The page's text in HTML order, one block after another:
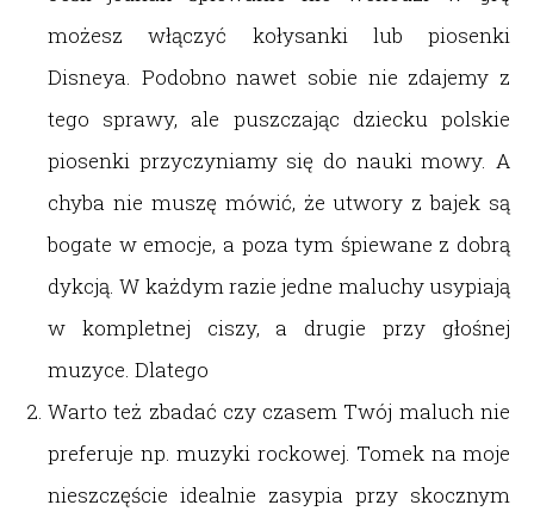
możesz włączyć kołysanki lub piosenki
Disneya. Podobno nawet sobie nie zdajemy z
tego sprawy, ale puszczając dziecku polskie
piosenki przyczyniamy się do nauki mowy. A
chyba nie muszę mówić, że utwory z bajek są
bogate w emocje, a poza tym śpiewane z dobrą
dykcją. W każdym razie jedne maluchy usypiają
w kompletnej ciszy, a drugie przy głośnej
muzyce. Dlatego
Warto też zbadać czy czasem Twój maluch nie
preferuje np. muzyki rockowej. Tomek na moje
nieszczęście idealnie zasypia przy skocznym